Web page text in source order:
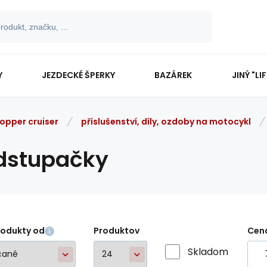
JEZDECKÉ ŠPERKY BAZÁREK JINÝ
cruiser příslušenství, díly, ozdoby na motocykl
od Produktov
Skladom